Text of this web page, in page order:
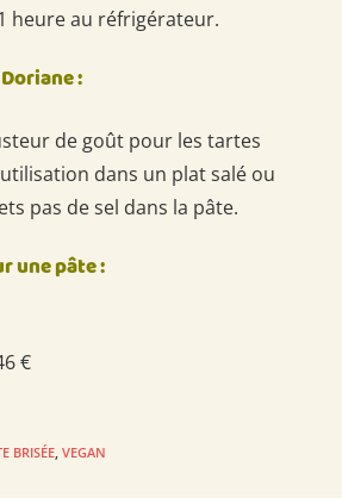
heure au réfrigérateur.
:
de goût pour les tartes
dans un plat salé ou
pas de sel dans la pâte.
une pâte :
€
BRISÉE VEGAN